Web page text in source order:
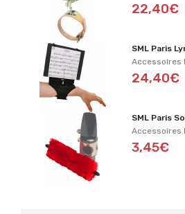
22,40€
SML Paris
Accessoires
24,40€
SML Paris
Accessoires
3,45€